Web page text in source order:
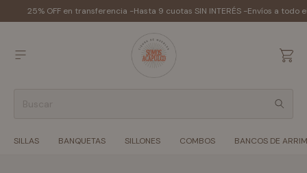
25% OFF en transferencia -Hasta 9 cuotas SIN INTERÉS -Envíos a todo
SILLAS BANQUETAS SILLONES COMBOS BANCOS DE